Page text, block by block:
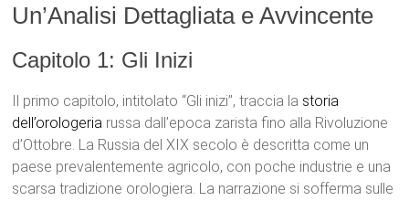
Un’Analisi Dettagliata e Avvincente
Capitolo 1: Gli Inizi
Il primo capitolo, intitolato “Gli inizi”, traccia la storia
dell’orologeria russa dall’epoca zarista fino alla Rivoluzione
d’Ottobre. La Russia del XIX secolo è descritta come un
paese prevalentemente agricolo, con poche industrie e una
scarsa tradizione orologiera. La narrazione si sofferma sulle